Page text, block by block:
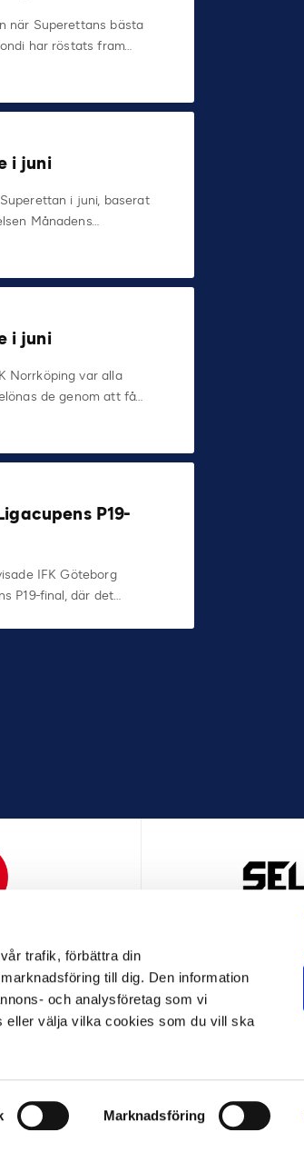
trafik, förbättra din
till dig. Den information
och analysföretag som vi
eller välja vilka cookies som du vill ska
Marknadsföring
när Superettans bästa
har röstats fram…
i juni
i juni, baserat
Månadens…
i juni
Norrköping var alla
de genom att få…
P19-
IFK Göteborg
P19-final, där det…